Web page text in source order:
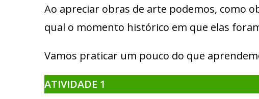
Ao apreciar obras de arte podemos, como
qual o momento histórico em que elas
Vamos praticar um pouco do que
ATIVIDADE 1